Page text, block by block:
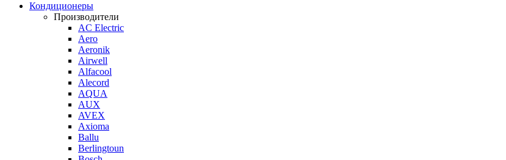
Кондиционеры
Производители
AC Electric
Aero
Aeronik
Airwell
Alfacool
Alecord
AQUA
AUX
AVEX
Axioma
Ballu
Berlingtoun